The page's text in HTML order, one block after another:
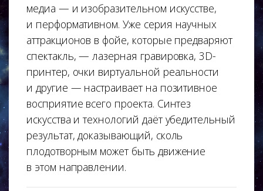
медиа — и изобразительном искусстве,
и перформативном. Уже серия научных
аттракционов в фойе, которые предваряют
спектакль, — лазерная гравировка, 3D-
принтер, очки виртуальной реальности
и другие — настраивает на позитивное
восприятие всего проекта. Синтез
искусства и технологий даёт убедительный
результат, доказывающий, сколь
плодотворным может быть движение
в этом направлении.